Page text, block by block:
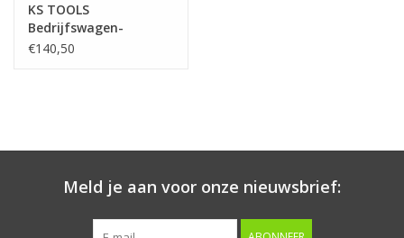
Luchtgereedschap
KS TOOLS
Bedrijfswagen-
ontkoppelingsgereedschapset,
€140,50
Meld je aan voor onze nieuwsbrief: